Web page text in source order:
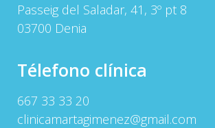
Passeig del Saladar, 41, 3º pt 8
03700 Denia
Télefono clínica
667 33 33 20
clinicamartagimenez@gmail.com